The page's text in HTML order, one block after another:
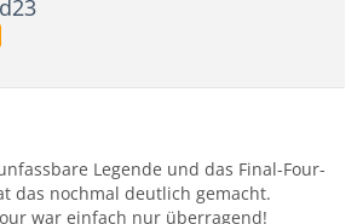
Legende und das Final-Four-
das nochmal deutlich gemacht.
war einfach nur überragend!